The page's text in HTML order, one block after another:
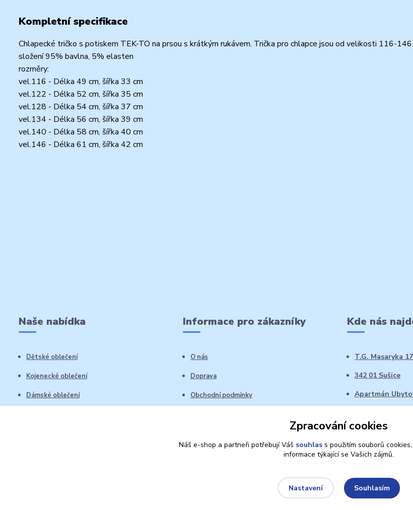
Kompletní specifikace
Chlapecké tričko s potiskem TEK-TO na prsou s krátkým rukávem. Trička pro chlapce jsou od velikosti 116-146.
složení 95% bavlna, 5% elasten
rozměry:
vel.116 - Délka 49 cm, šířka 33 cm
vel.122 - Délka 52 cm, šířka 35 cm
vel.128 - Délka 54 cm, šířka 37 cm
vel.134 - Délka 56 cm, šířka 39 cm
vel.140 - Délka 58 cm, šířka 40 cm
vel.146 - Délka 61 cm, šířka 42 cm
Naše nabídka
Dětské oblečení
Kojenecké oblečení
Dámské oblečení
Informace pro zákazníky
O nás
Doprava
Obchodní podmínky
Kde nás
T.G. Masaryka
342 01 Sušice
Apartmán
Zpracování cookies
Náš e-shop a partneři potřebují Váš souhlass použitím souborů
informace týkající se Vašich zájmů.
Nastavení Souhlasím